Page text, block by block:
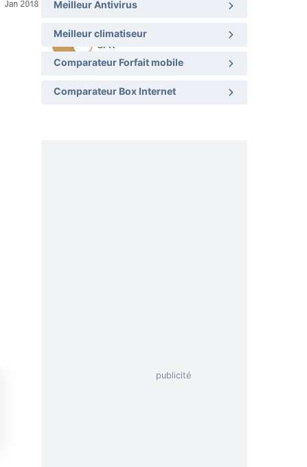
Meilleur Antivirus
Meilleur climatiseur
Comparateur Forfait mobile
Comparateur Box Internet